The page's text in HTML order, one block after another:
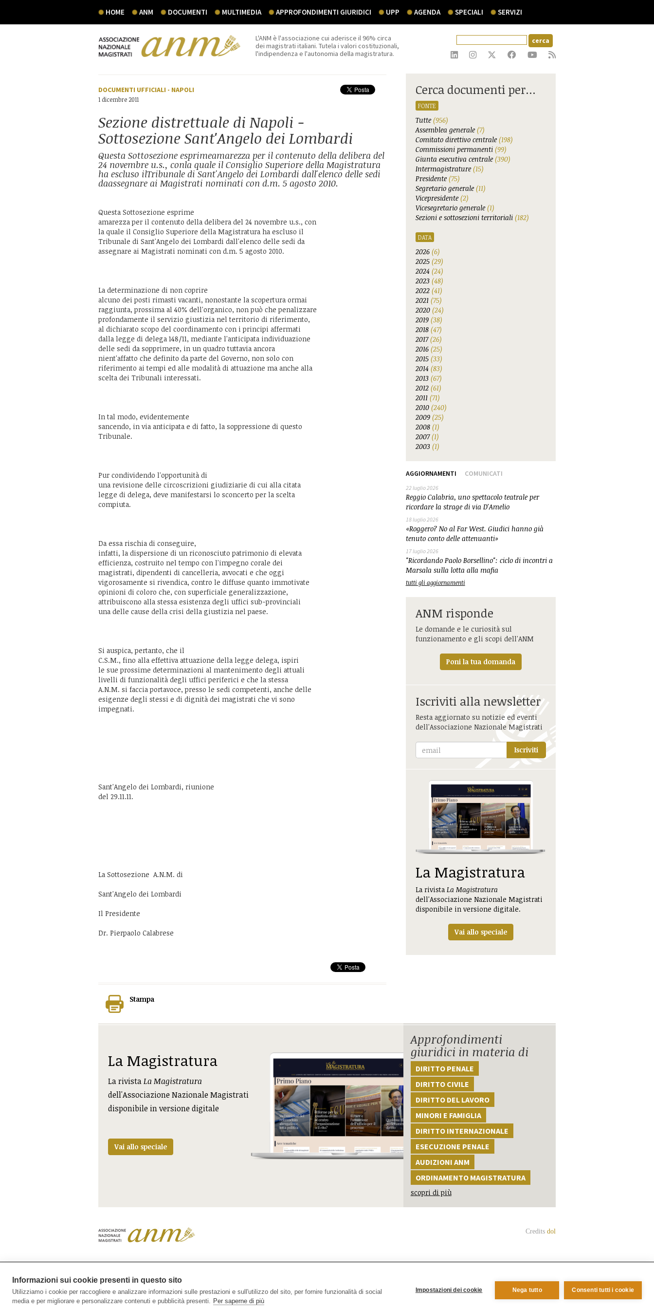
HOME ANM DOCUMENTI MULTIMEDIA APPROFONDIMENTI GIURIDICI UPP AGENDA SPECIALI SERVIZI
L'ANM è l'associazione cui aderisce il 96% circa
dei magistrati italiani. Tutela i valori costituzionali,
l'indipendenza e l'autonomia della magistratura.
DOCUMENTI UFFICIALI - NAPOLI
1 dicembre 2011
Sezione distrettuale di Napoli -
Sottosezione Sant'Angelo dei Lombardi
Questa Sottosezione esprimeamarezza per il contenuto della delibera del
24 novembre u.s., conla quale il Consiglio Superiore della Magistratura
ha escluso ilTribunale di Sant'Angelo dei Lombardi dall'elenco delle sedi
daassegnare ai Magistrati nominati con d.m. 5 agosto 2010.
Questa Sottosezione esprime
amarezza per il contenuto della delibera del 24 novembre u.s., con
la quale il Consiglio Superiore della Magistratura ha escluso il
Tribunale di Sant'Angelo dei Lombardi dall'elenco delle sedi da
assegnare ai Magistrati nominati con d.m. 5 agosto 2010.
La determinazione di non coprire
alcuno dei posti rimasti vacanti, nonostante la scopertura ormai
raggiunta, prossima al 40% dell'organico, non può che penalizzare
profondamente il servizio giustizia nel territorio di riferimento,
al dichiarato scopo del coordinamento con i principi affermati
dalla legge di delega 148/11, mediante l'anticipata individuazione
delle sedi da sopprimere, in un quadro tuttavia ancora
nient'affatto che definito da parte del Governo, non solo con
riferimento ai tempi ed alle modalità di attuazione ma anche alla
scelta dei Tribunali interessati.
In tal modo, evidentemente
sancendo, in via anticipata e di fatto, la soppressione di questo
Tribunale.
Pur condividendo l'opportunità di
una revisione delle circoscrizioni giudiziarie di cui alla citata
legge di delega, deve manifestarsi lo sconcerto per la scelta
compiuta.
Da essa rischia di conseguire,
infatti, la dispersione di un riconosciuto patrimonio di elevata
efficienza, costruito nel tempo con l'impegno corale dei
magistrati, dipendenti di cancelleria, avvocati e che oggi
vigorosamente si rivendica, contro le diffuse quanto immotivate
opinioni di coloro che, con superficiale generalizzazione,
attribuiscono alla stessa esistenza degli uffici sub-provinciali
una delle cause della crisi della giustizia nel paese.
Si auspica, pertanto, che il
C.S.M., fino alla effettiva attuazione della legge delega, ispiri
le sue prossime determinazioni al mantenimento degli attuali
livelli di funzionalità degli uffici periferici e che la stessa
A.N.M. si faccia portavoce, presso le sedi competenti, anche delle
esigenze degli stessi e di dignità dei magistrati che vi sono
impegnati.
Sant'Angelo dei Lombardi, riunione
del 29.11.11.
La Sottosezione A.N.M. di
Sant'Angelo dei Lombardi
Il Presidente
Dr. Pierpaolo Calabrese
Stampa
Cerca documenti per...
FONTE
Tutte(956)
Assemblea generale(7)
Comitato direttivo centrale(198)
Commissioni permanenti (99)
Giunta esecutiva centrale(390)
Intermagistrature(15)
Presidente(75)
Segretario generale(11)
Vicepresidente(2)
Vicesegretario generale(1)
Sezioni e sottosezioni territoriali (182)
DATA
2026 (6)
2025 (29)
2024 (24)
2023 (48)
2022 (41)
2021 (75)
2020 (24)
2019 (38)
2018 (47)
2017(26)
2016 (25)
2015 (33)
2014 (83)
2013 (67)
2012 (61)
2011 (71)
2010 (240)
2009 (25)
2008 (1)
2007(1)
2003 (1)
AGGIORNAMENTI COMUNICATI
22 luglio 2026
Reggio Calabria, uno spettacolo teatrale per
ricordare la strage di via D'Amelio
18 luglio 2026
«Roggero? No al Far West. Giudici hanno già
tenuto conto delle attenuanti»
17 luglio 2026
"Ricordando Paolo Borsellino": ciclo di incontri a
Marsala sulla lotta alla mafia
tutti gli aggiornamenti
ANM risponde
Le domande e le curiosità sul
funzionamento e gli scopi dell'ANM
Poni la tua domanda
Iscriviti alla newsletter
Resta aggiornato su notizie ed eventi
dell'Associazione Nazionale Magistrati
Iscriviti
La Magistratura
La rivistaLa Magistratura
dell'Associazione Nazionale Magistrati
disponibile in versione digitale.
Vai allo speciale
La Magistratura
La rivistaLa Magistratura
dell'Associazione Nazionale Magistrati
disponibile in versione digitale
Vai allo speciale
Approfondimenti
giuridici in materia di
DIRITTO PENALE
DIRITTO CIVILE
DIRITTO DEL LAVORO
MINORI E FAMIGLIA
DIRITTO INTERNAZIONALE
ESECUZIONE PENALE
AUDIZIONI ANM
ORDINAMENTO MAGISTRATURA
scopri di più
Credits dol
In ricordo di Nicola Giacumbi
Informazioni sui cookie presenti in questo sito
Utilizziamo i cookie per raccogliere e analizzare informazioni sulle prestazioni e sull'utilizzo del sito, per fornire funzionalità di social
media e per migliorare e personalizzare contenuti e pubblicità presenti. Per saperne di più
Impostazioni dei cookie Nega tutto Consenti tutti i cookie